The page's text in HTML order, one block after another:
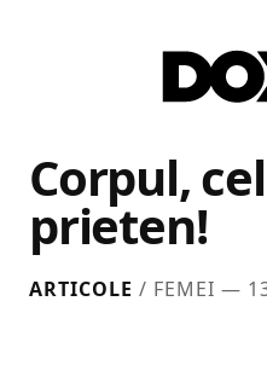
Corpul,
prieten!
ARTICOLE / FEMEI —